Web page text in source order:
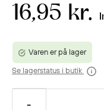
16,95 kr.
Varen er på lager
Se lagerstatus i butik